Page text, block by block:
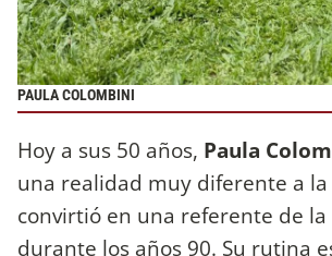
PAULA COLOMBINI
Hoy a sus 50 años, Paula
una realidad muy diferente a la
convirtió en una referente de la
durante los años 90. Su rutina